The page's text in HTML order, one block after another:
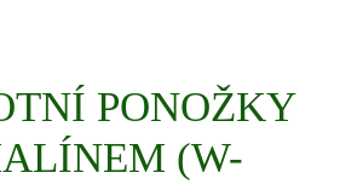
PONOŽKY
(W-